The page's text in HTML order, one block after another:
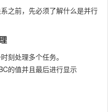
之前，先必须了解什么是并行
刻处理多个任务。
的值并且最后进行显示